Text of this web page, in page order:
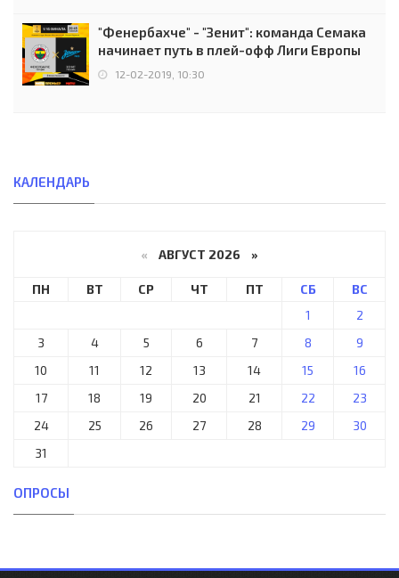
"Фенербахче" - "Зенит": команда Семака
начинает путь в плей-офф Лиги Европы
12-02-2019, 10:30
КАЛЕНДАРЬ
« АВГУСТ 2026 »
ПН ВТ СР ЧТ ПТ СБ
ВС
1
2
3
4 5 6 7 8
9
10
11 12 13 14 15
16
17
18 19 20 21 22
23
24
25 26 27 28 29
30
31
ОПРОСЫ